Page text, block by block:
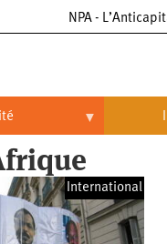
NPA -
Brésil
Chine
International